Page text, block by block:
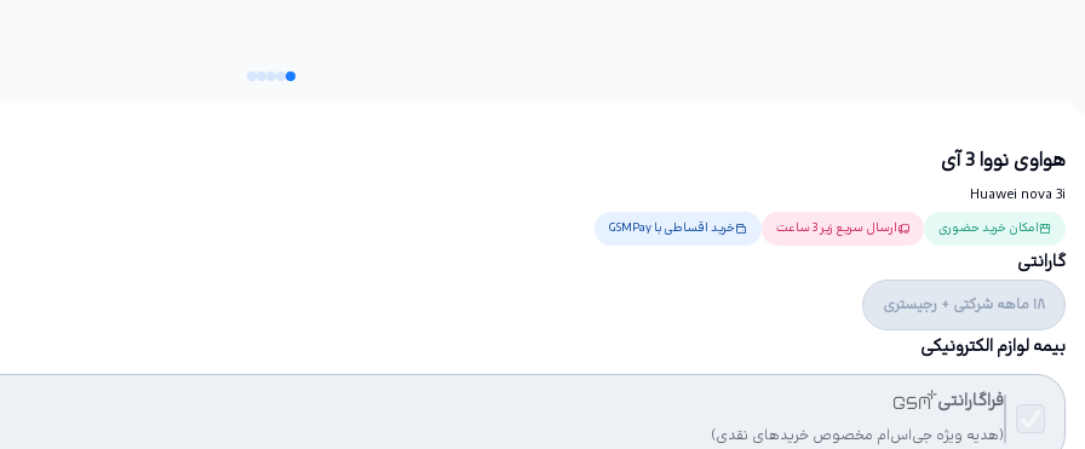
هواوی نووا 3 آی
Huawei nova 3i
امکان خرید حضوری ارسال سریع زیر 3 ساعت خرید اقساطی با GSMPay
گارانتی
18 ماهه شرکتی + رجیستری
بیمه لوازم الکترونیکی
فراگارانتی
(هدیه ویژه جی‌اس‌ام مخصوص خریدهای نقدی)